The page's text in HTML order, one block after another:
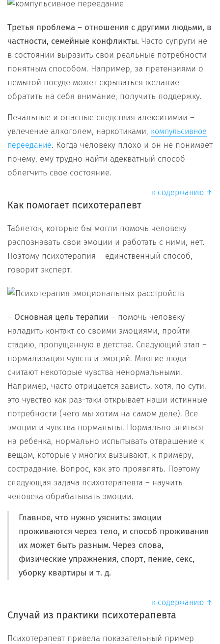
Третья проблема – отношения с другими людьми, в
частности, семейные конфликты. Часто супруги не
в состоянии выразить свои реальные потребности
понятным способом. Например, за претензиями о
немытой посуде может скрываться желание
обратить на себя внимание, получить поддержку.
Печальные и опасные следствия алекситимии –
увлечение алкоголем, наркотиками, компульсивное
переедание. Когда человеку плохо и он не понимает
почему, ему трудно найти адекватный способ
облегчить свое состояние.
к содержанию ↑
Как помогает психотерапевт
Таблеток, которые бы могли помочь человеку
распознавать свои эмоции и работать с ними, нет.
Поэтому психотерапия – единственный способ,
говорит эксперт.
– Основная цель терапии – помочь человеку
наладить контакт со своими эмоциями, пройти
стадию, пропущенную в детстве. Следующий этап –
нормализация чувств и эмоций. Многие люди
считают некоторые чувства ненормальными.
Например, часто отрицается зависть, хотя, по сути,
это чувство как раз-таки открывает наши истинные
потребности (чего мы хотим на самом деле). Все
эмоции и чувства нормальны. Нормально злиться
на ребенка, нормально испытывать отвращение к
вещам, которые у многих вызывают, к примеру,
сострадание. Вопрос, как это проявлять. Поэтому
следующая задача психотерапевта – научить
человека обрабатывать эмоции.
Главное, что нужно уяснить: эмоции
проживаются через тело, и способ проживания
их может быть разным. Через слова,
физические упражнения, спорт, пение, секс,
уборку квартиры и т. д.
к содержанию ↑
Случай из практики психотерапевта
Психотерапевт привела показательный пример